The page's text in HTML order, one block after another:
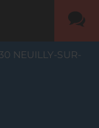
NEUILLY-SUR-